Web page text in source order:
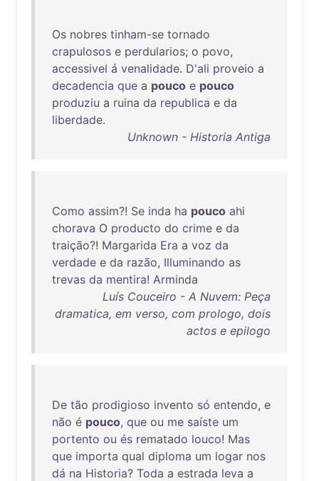
Os nobres tinham-se tornado
crapulosos e perdularios; o povo,
accessivel á venalidade. D'ali proveio a
decadencia que a pouco e pouco
produziu a ruina da republica e da
liberdade.
Unknown - Historia Antiga
Como assim?! Se inda ha pouco ahi
chorava O producto do crime e da
traição?! Margarida Era a voz da
verdade e da razão, Illuminando as
trevas da mentira! Arminda
Luís Couceiro - A Nuvem: Peça
dramatica, em verso, com prologo, dois
actos e epilogo
De tão prodigioso invento só entendo, e
não é pouco, que ou me saíste um
portento ou és rematado louco! Mas
que importa qual diploma um logar nos
dá na Historia? Toda a estrada leva a